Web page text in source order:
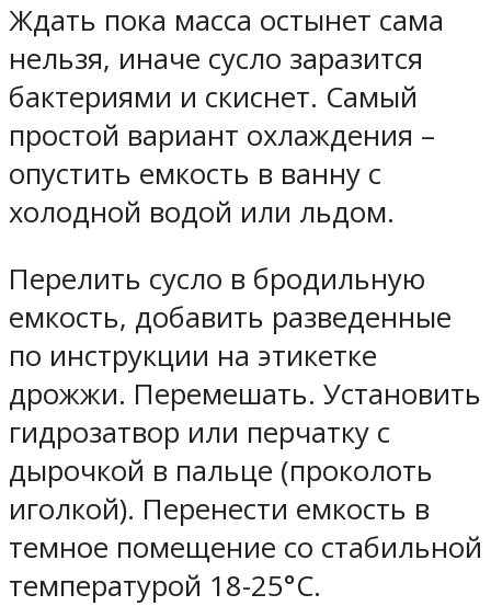
Ждать пока масса остынет сама
нельзя, иначе сусло заразится
бактериями и скиснет. Самый
простой вариант охлаждения –
опустить емкость в ванну с
холодной водой или льдом.
Перелить сусло в бродильную
емкость, добавить разведенные
по инструкции на этикетке
дрожжи. Перемешать. Установить
гидрозатвор или перчатку с
дырочкой в пальце (проколоть
иголкой). Перенести емкость в
темное помещение со стабильной
температурой 18-25°C.